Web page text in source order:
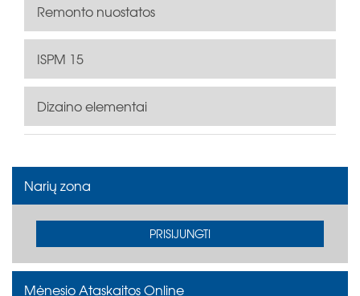
Remonto nuostatos
ISPM 15
Dizaino elementai
Narių zona
PRISIJUNGTI
Mėnesio Ataskaitos Online